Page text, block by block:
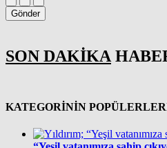
Gönder
SON DAKİKA
KATEGORİNİN